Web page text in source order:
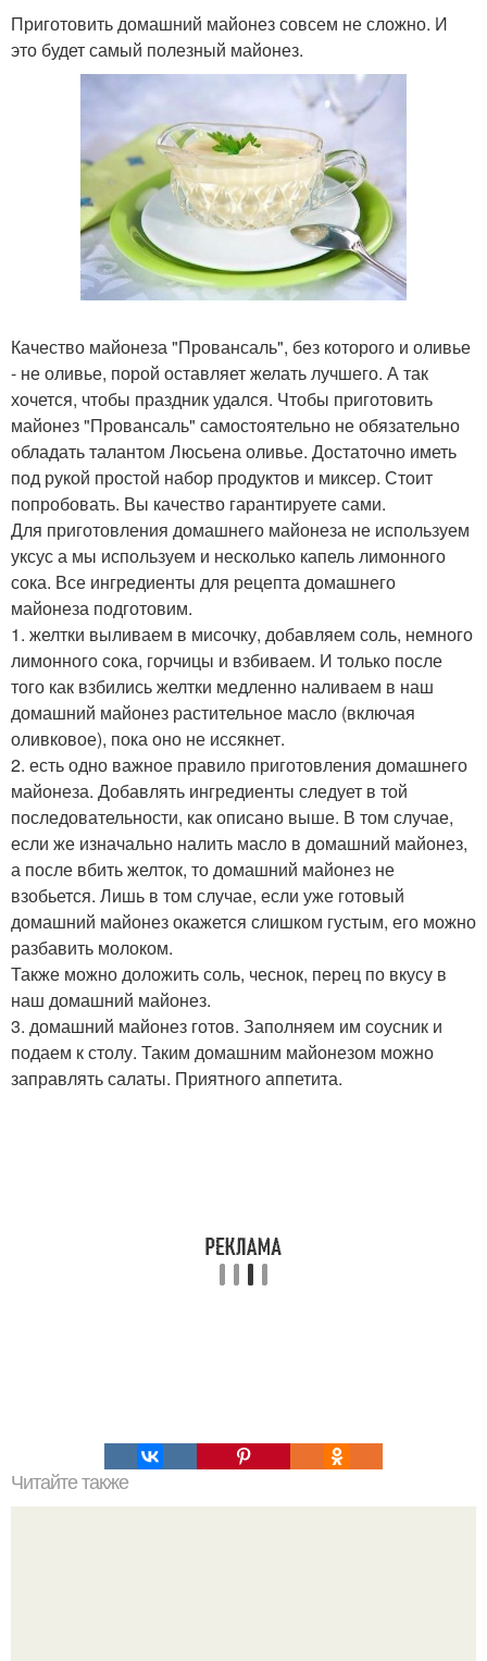
Приготовить домашний майонез совсем не сложно. И
это будет самый полезный майонез.
Качество майонеза "Провансаль", без которого и оливье
- не оливье, порой оставляет желать лучшего. А так
хочется, чтобы праздник удался. Чтобы приготовить
майонез "Провансаль" самостоятельно не обязательно
обладать талантом Люсьена оливье. Достаточно иметь
под рукой простой набор продуктов и миксер. Стоит
попробовать. Вы качество гарантируете сами.
Для приготовления домашнего майонеза не используем
уксус а мы используем и несколько капель лимонного
сока. Все ингредиенты для рецепта домашнего
майонеза подготовим.
1. желтки выливаем в мисочку, добавляем соль, немного
лимонного сока, горчицы и взбиваем. И только после
того как взбились желтки медленно наливаем в наш
домашний майонез растительное масло (включая
оливковое), пока оно не иссякнет.
2. есть одно важное правило приготовления домашнего
майонеза. Добавлять ингредиенты следует в той
последовательности, как описано выше. В том случае,
если же изначально налить масло в домашний майонез,
а после вбить желток, то домашний майонез не
взобьется. Лишь в том случае, если уже готовый
домашний майонез окажется слишком густым, его можно
разбавить молоком.
Также можно доложить соль, чеснок, перец по вкусу в
наш домашний майонез.
3. домашний майонез готов. Заполняем им соусник и
подаем к столу. Таким домашним майонезом можно
заправлять салаты. Приятного аппетита.
Читайте также